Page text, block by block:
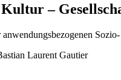
Kultur –
anwendungsbezogenen
Laurent Gautier